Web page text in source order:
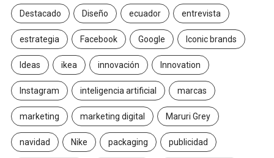
Destacado Diseño ecuador entrevista
estrategia Facebook Google Iconic brands
Ideas ikea innovación Innovation
Instagram inteligencia artificial marcas
marketing marketing digital Maruri Grey
navidad Nike packaging publicidad